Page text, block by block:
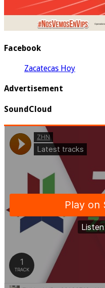
Facebook
Zacatecas Hoy
Advertisement
SoundCloud